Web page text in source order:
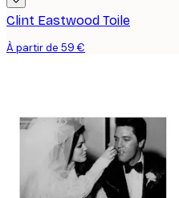
Clint Eastwood Toile
À partir de 59 €